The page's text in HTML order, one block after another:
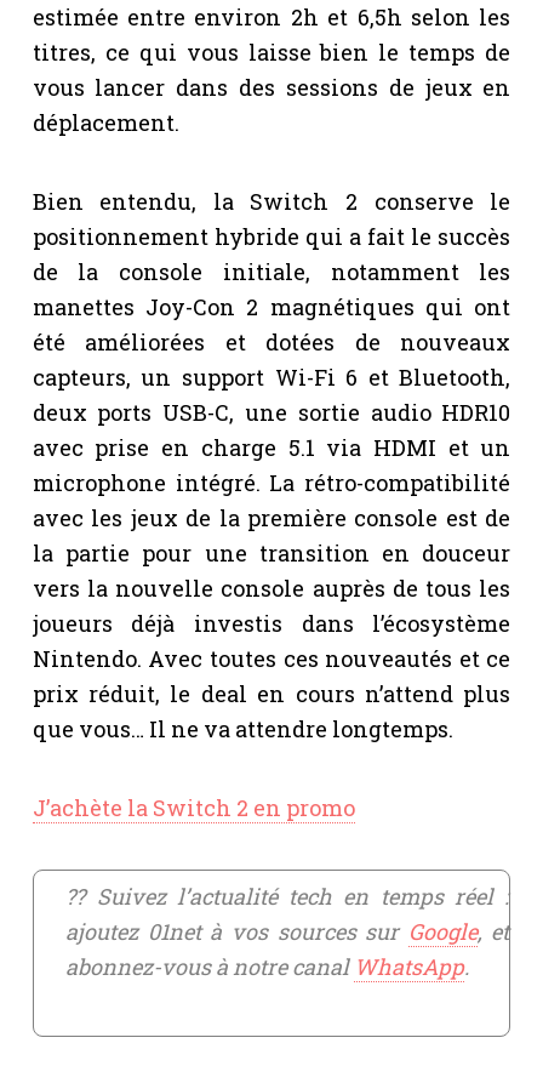
estimée entre environ 2h et 6,5h selon les
titres, ce qui vous laisse bien le temps de
vous lancer dans des sessions de jeux en
déplacement.
Bien entendu, la Switch 2 conserve le
positionnement hybride qui a fait le succès
de la console initiale, notamment les
manettes Joy-Con 2 magnétiques qui ont
été améliorées et dotées de nouveaux
capteurs, un support Wi-Fi 6 et Bluetooth,
deux ports USB-C, une sortie audio HDR10
avec prise en charge 5.1 via HDMI et un
microphone intégré. La rétro-compatibilité
avec les jeux de la première console est de
la partie pour une transition en douceur
vers la nouvelle console auprès de tous les
joueurs déjà investis dans l’écosystème
Nintendo. Avec toutes ces nouveautés et ce
prix réduit, le deal en cours n’attend plus
que vous… Il ne va attendre longtemps.
J’achète la Switch 2 en promo
?? Suivez l’actualité tech en temps réel :
ajoutez 01net à vos sources sur Google, et
abonnez-vous à notre canal WhatsApp.